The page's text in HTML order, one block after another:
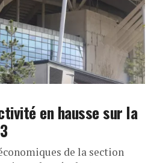
en hausse sur la
de la section